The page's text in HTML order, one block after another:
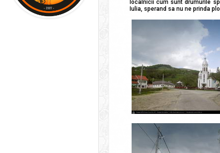
localnicii cum sunt drumurile
Iulia, sperand sa nu ne prinda